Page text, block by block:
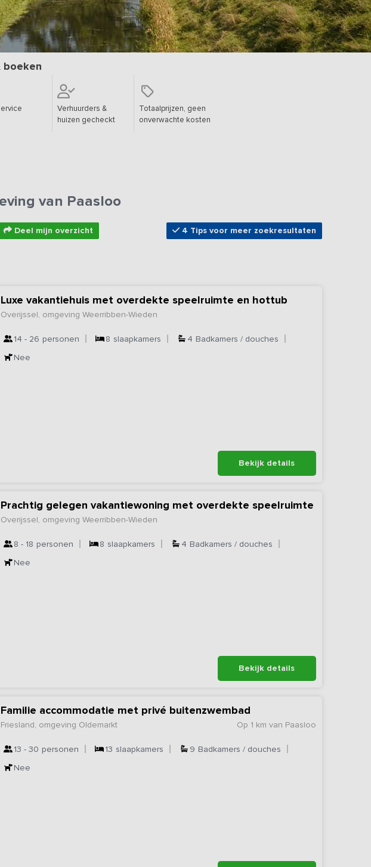
boeken
Verhuurders &
huizen gecheckt
Totaalprijzen, geen
onverwachte kosten
van Paasloo
Deel mijn overzicht 4 Tips voor meer zoekresultaten
Luxe vakantiehuis met overdekte speelruimte en hottub
Overijssel, omgeving Weerribben-Wieden
14 - 26 personen 8 slaapkamers 4 Badkamers / douches
Nee
Bekijk details
Prachtig gelegen vakantiewoning met overdekte speelruimte
Overijssel, omgeving Weerribben-Wieden
8 - 18 personen 8 slaapkamers 4 Badkamers / douches
Nee
Bekijk details
Familie accommodatie met privé buitenzwembad
Op 1 km van Paasloo
Friesland, omgeving Oldemarkt
13 - 30 personen 13 slaapkamers 9 Badkamers / douches
Nee